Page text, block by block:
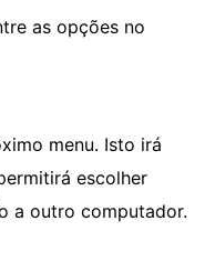
as opções no
menu. Isto irá
escolher
a outro computador.